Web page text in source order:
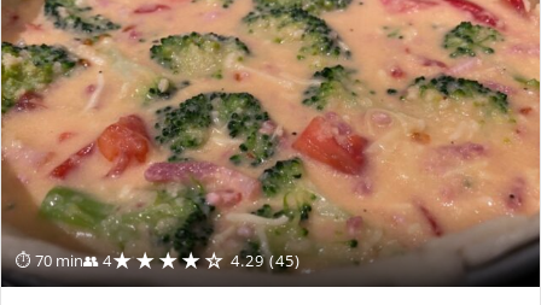
⏱ 70 min👥 4★★★★☆ 4.29 (45)